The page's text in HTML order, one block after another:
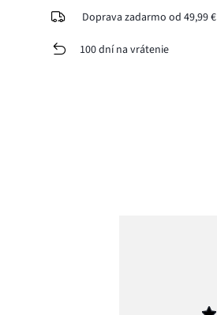
Doprava zadarmo od 49,99 €
100 dní na vrátenie